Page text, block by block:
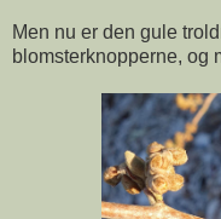
Men nu er den gule
blomsterknopperne, og